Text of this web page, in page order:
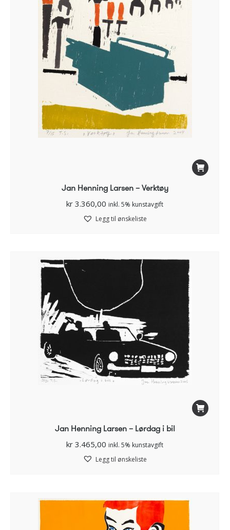
Jan Henning Larsen – Verktøy
kr 3.360,00 inkl. 5% kunstavgift
Legg til ønskeliste
Jan Henning Larsen – Lørdag i bil
kr 3.465,00 inkl. 5% kunstavgift
Legg til ønskeliste